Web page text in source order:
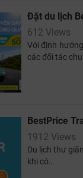
Đặt du lịch
612 Views
Với định
các đối tác
BestPrice
1912 Views
Du lịch thư
khi có…